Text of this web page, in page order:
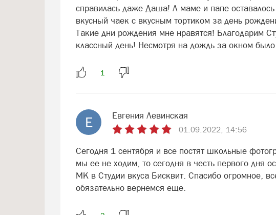
справилась даже Даша! А маме и папе оставалось
вкусный чаек с вкусным тортиком за день
Такие дни рождения мне нравятся! Благодарим
классный день! Несмотря на дождь за окном
Е Евгения Левинская
01.09.2022, 14:56
Сегодня 1 сентября и все постят школьные
мы ее не ходим, то сегодня в честь первого дня
МК в Студии вкуса Бисквит. Спасибо огромное,
обязательно вернемся еще.